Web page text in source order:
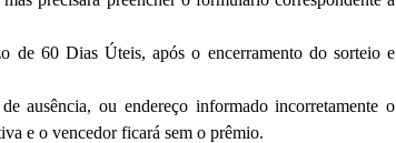
de 60 Dias Úteis, após o encerramento do sorteio e
ausência, ou endereço informado incorretamente o
e o vencedor ficará sem o prêmio.